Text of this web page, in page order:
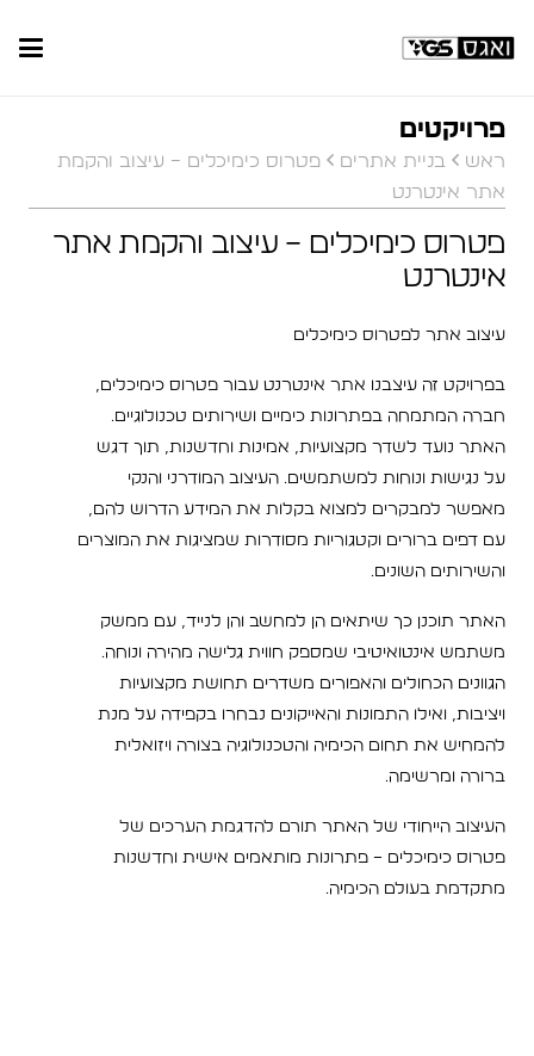
פרויקטים
ראש בניית אתרים
פטרוס כימיכלים – עיצוב והקמת
אתר אינטרנט
פטרוס כימיכלים – עיצוב והקמת אתר
אינטרנט
עיצוב אתר לפטרוס כימיכלים
בפרויקט זה עיצבנו אתר אינטרנט עבור פטרוס כימיכלים,
חברה המתמחה בפתרונות כימיים ושירותים טכנולוגיים.
האתר נועד לשדר מקצועיות, אמינות וחדשנות, תוך דגש
על נגישות ונוחות למשתמשים. העיצוב המודרני והנקי
מאפשר למבקרים למצוא בקלות את המידע הדרוש להם,
עם דפים ברורים וקטגוריות מסודרות שמציגות את המוצרים
והשירותים השונים.
האתר תוכנן כך שיתאים הן למחשב והן לנייד, עם ממשק
משתמש אינטואיטיבי שמספק חווית גלישה מהירה ונוחה.
הגוונים הכחולים והאפורים משדרים תחושת מקצועיות
ויציבות, ואילו התמונות והאייקונים נבחרו בקפידה על מנת
להמחיש את תחום הכימיה והטכנולוגיה בצורה ויזואלית
ברורה ומרשימה.
העיצוב הייחודי של האתר תורם להדגמת הערכים של
פטרוס כימיכלים – פתרונות מותאמים אישית וחדשנות
מתקדמת בעולם הכימיה.